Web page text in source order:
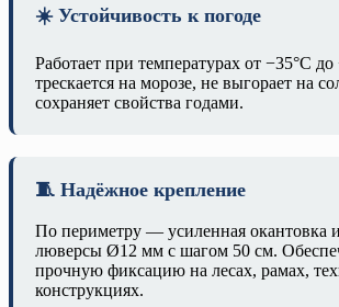
☀️ Устойчивость к погоде
Работает при температурах от −35°C
трескается на морозе, не выгорает на
сохраняет свойства годами.
🧵 Надёжное крепление
По периметру — усиленная окантовка
люверсы Ø12 мм с шагом 50 см.
прочную фиксацию на лесах, рамах,
конструкциях.